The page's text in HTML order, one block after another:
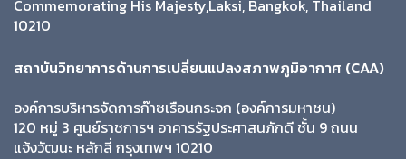
Commemorating His Majesty,Laksi, Bangkok, Thailand
10210
สถาบันวิทยาการด้านการเปลี่ยนแปลงสภาพภูมิอากาศ (CAA)
องค์การบริหารจัดการก๊าซเรือนกระจก (องค์การมหาชน)
120 หมู่ 3 ศูนย์ราชการฯ อาคารรัฐประศาสนภักดี ชั้น 9 ถนน
แจ้งวัฒนะ หลักสี่ กรุงเทพฯ 10210